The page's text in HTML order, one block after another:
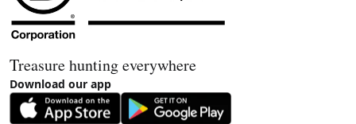
Treasure hunting everywhere
Download our app